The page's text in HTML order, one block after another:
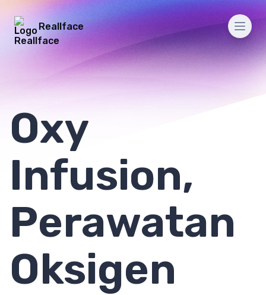
Reallface
Oxy
Infusion,
Perawatan
Oksigen